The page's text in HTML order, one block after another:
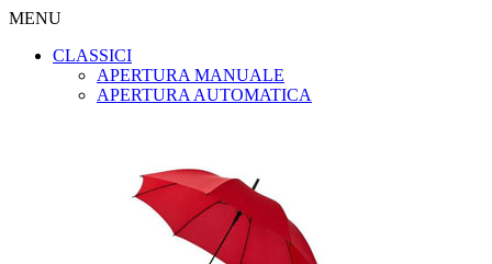
MENU
CLASSICI
APERTURA MANUALE
APERTURA AUTOMATICA